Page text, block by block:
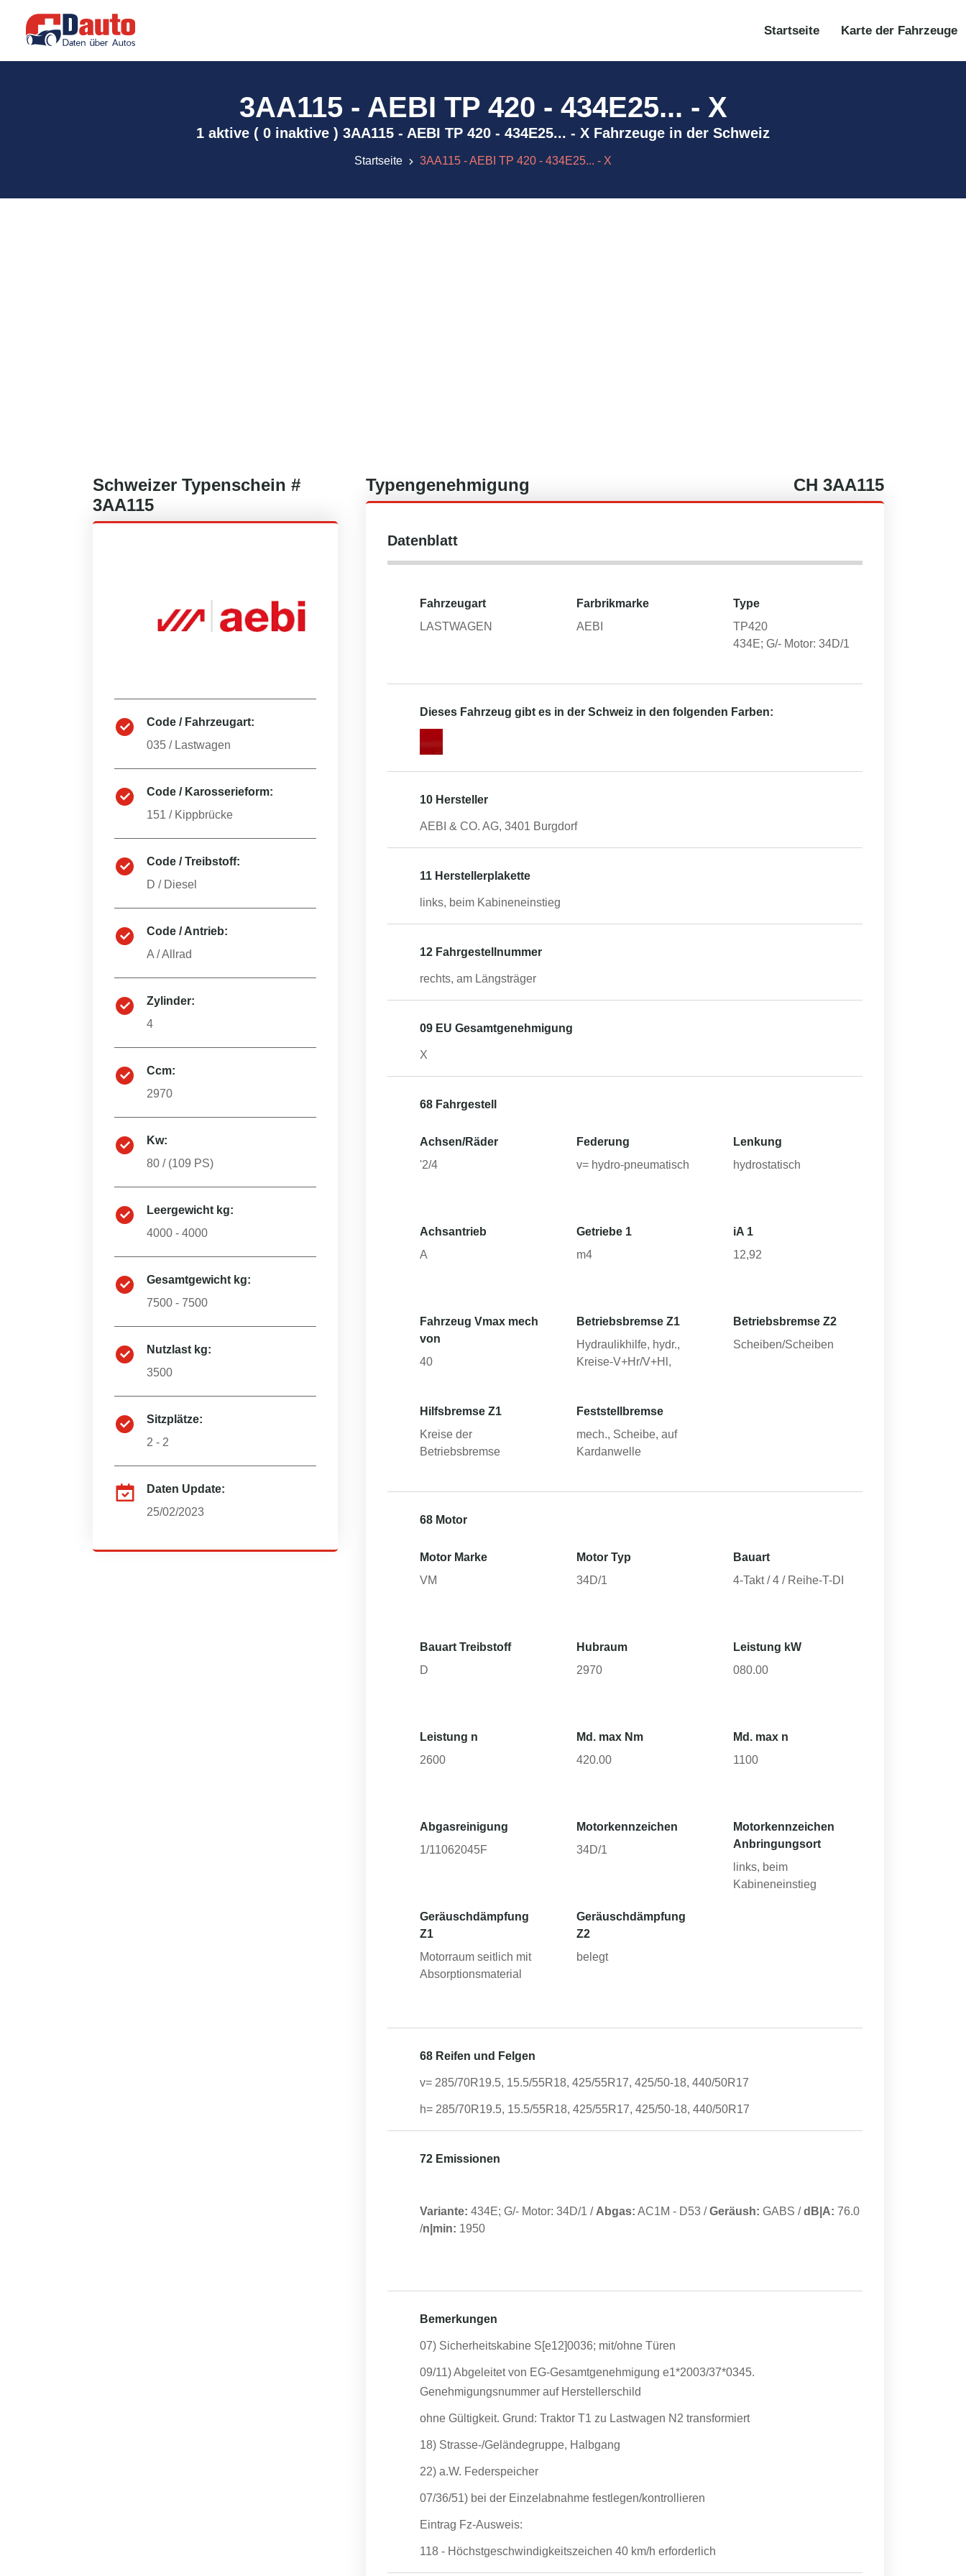
Startseite Karte der Fahrzeuge
3AA115 - AEBI TP 420 - 434E25... - X
1 aktive ( 0 inaktive ) 3AA115 - AEBI TP 420 - 434E25... - X Fahrzeuge in der Schweiz
Startseite 3AA115 - AEBI TP 420 - 434E25... - X
Schweizer Typenschein #
3AA115
Code / Fahrzeugart:
035 / Lastwagen
Code / Karosserieform:
151 / Kippbrücke
Code / Treibstoff:
D / Diesel
Code / Antrieb:
A /Allrad
Zylinder:
4
Ccm:
2970
Kw:
80 / (109 PS)
Leergewicht kg:
4000 - 4000
Gesamtgewicht kg:
7500 - 7500
Nutzlast kg:
3500
Sitzplätze:
2 - 2
Daten Update:
25/02/2023
Typengenehmigung CH 3AA115
Datenblatt
Fahrzeugart
LASTWAGEN
Farbrikmarke
AEBI
Type
TP420
434E; G/- Motor: 34D/1
Dieses Fahrzeug gibt es in der Schweiz in den folgenden Farben:
10 Hersteller
AEBI & CO. AG, 3401 Burgdorf
11 Herstellerplakette
links, beim Kabineneinstieg
12 Fahrgestellnummer
rechts, am Längsträger
09 EU Gesamtgenehmigung
X
68 Fahrgestell
Achsen/Räder
'2/4
Federung
v= hydro-pneumatisch
Lenkung
hydrostatisch
Achsantrieb
A
Getriebe 1
m4
iA 1
12,92
Fahrzeug Vmax mech
von
40
Betriebsbremse Z1
Hydraulikhilfe, hydr.,
Kreise-V+Hr/V+Hl,
Betriebsbremse Z2
Scheiben/Scheiben
Hilfsbremse Z1
Kreise der
Betriebsbremse
Feststellbremse
mech., Scheibe, auf
Kardanwelle
68 Motor
Motor Marke
VM
Motor Typ
34D/1
Bauart
4-Takt / 4 / Reihe-T-DI
Bauart Treibstoff
D
Hubraum
2970
Leistung kW
080.00
Leistung n
2600
Md. max Nm
420.00
Md. max n
1100
Abgasreinigung
1/11062045F
Motorkennzeichen
34D/1
Motorkennzeichen
Anbringungsort
links, beim
Kabineneinstieg
Geräuschdämpfung
Z1
Motorraum seitlich mit
Absorptionsmaterial
Geräuschdämpfung
Z2
belegt
68 Reifen und Felgen
v= 285/70R19.5, 15.5/55R18, 425/55R17, 425/50-18, 440/50R17
h= 285/70R19.5, 15.5/55R18, 425/55R17, 425/50-18, 440/50R17
72 Emissionen
Variante: 434E; G/- Motor: 34D/1 / Abgas: AC1M - D53 /Geräush: GABS /dB|A: 76.0
/n|min: 1950
Bemerkungen
07) Sicherheitskabine S[e12]0036; mit/ohne Türen
09/11) Abgeleitet von EG-Gesamtgenehmigung e1*2003/37*0345.
Genehmigungsnummer auf Herstellerschild
ohne Gültigkeit. Grund: Traktor T1 zu Lastwagen N2 transformiert
18) Strasse-/Geländegruppe, Halbgang
22) a.W. Federspeicher
07/36/51) bei der Einzelabnahme festlegen/kontrollieren
Eintrag Fz-Ausweis:
118 - Höchstgeschwindigkeitszeichen 40 km/h erforderlich